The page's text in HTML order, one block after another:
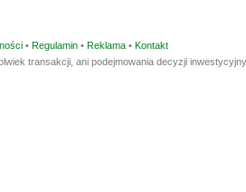
• Regulamin • Reklama • Kontakt
transakcji, ani podejmowania decyzji